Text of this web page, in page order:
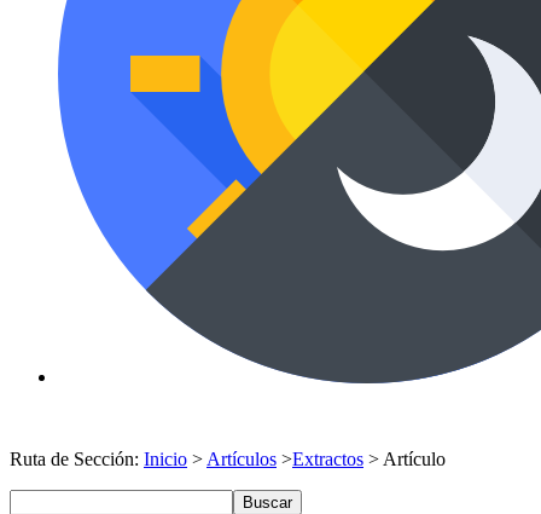
Ruta de Sección: Inicio > Artículos >Extractos > Artículo
Buscar